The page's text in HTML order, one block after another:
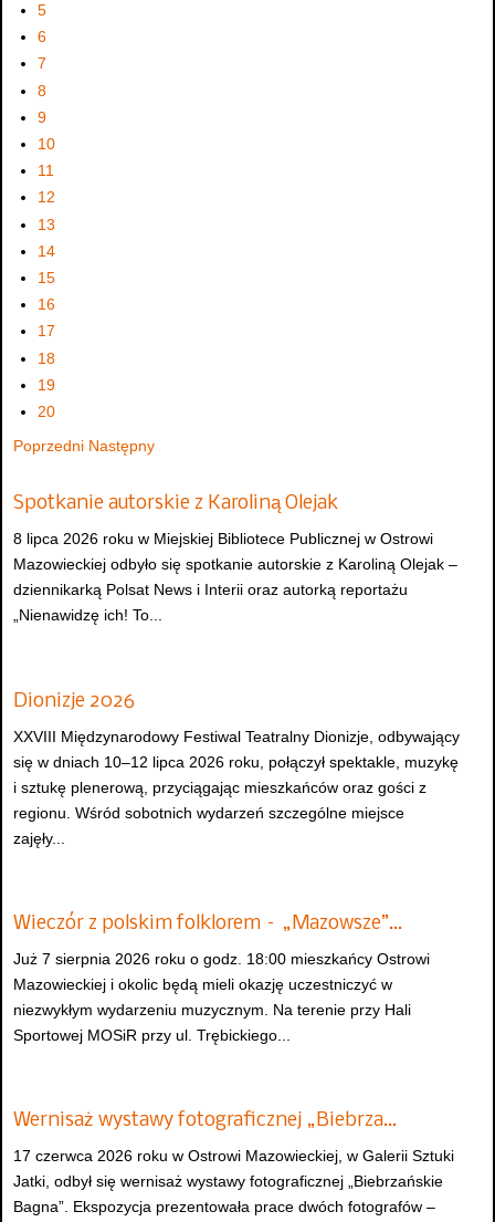
5
6
7
8
9
10
11
12
13
14
15
16
17
18
19
20
Poprzedni Następny
Spotkanie autorskie z Karoliną Olejak
8 lipca 2026 roku w Miejskiej Bibliotece Publicznej w Ostrowi
Mazowieckiej odbyło się spotkanie autorskie z Karoliną Olejak –
dziennikarką Polsat News i Interii oraz autorką reportażu
„Nienawidzę ich! To...
Dionizje 2026
XXVIII Międzynarodowy Festiwal Teatralny Dionizje, odbywający
się w dniach 10–12 lipca 2026 roku, połączył spektakle, muzykę
i sztukę plenerową, przyciągając mieszkańców oraz gości z
regionu. Wśród sobotnich wydarzeń szczególne miejsce
zajęły...
Wieczór z polskim folklorem – „Mazowsze”…
Już 7 sierpnia 2026 roku o godz. 18:00 mieszkańcy Ostrowi
Mazowieckiej i okolic będą mieli okazję uczestniczyć w
niezwykłym wydarzeniu muzycznym. Na terenie przy Hali
Sportowej MOSiR przy ul. Trębickiego...
Wernisaż wystawy fotograficznej „Biebrza…
17 czerwca 2026 roku w Ostrowi Mazowieckiej, w Galerii Sztuki
Jatki, odbył się wernisaż wystawy fotograficznej „Biebrzańskie
Bagna”. Ekspozycja prezentowała prace dwóch fotografów –